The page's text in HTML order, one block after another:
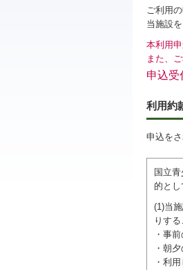
ご利用
当施設
本利用
また、
申込受
利用約
申込を
国立
的とし
(1)当
りする
・事
・朝
・利